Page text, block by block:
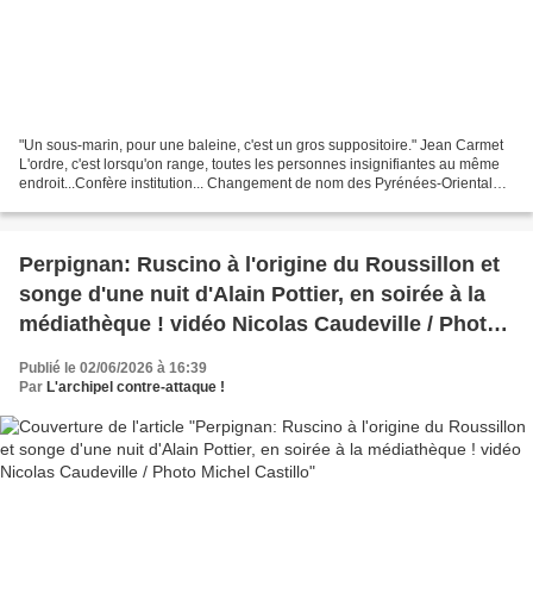
"Un sous-marin, pour une baleine, c'est un gros suppositoire." Jean Carmet
L'ordre, c'est lorsqu'on range, toutes les personnes insignifiantes au même
endroit...Confère institution... Changement de nom des Pyrénées-Orientales
Perpignan: Ruscino à l'origine du Roussillon et
songe d'une nuit d'Alain Pottier, en soirée à la
médiathèque ! vidéo Nicolas Caudeville / Photo
Publié le 02/06/2026 à 16:39
Par L'archipel contre-attaque !